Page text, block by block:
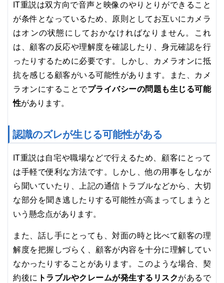
IT重説は双方向で音声と映像のやりとりができること
が条件となっているため、原則としてお互いにカメラ
はオンの状態にしておかなければなりません。これ
は、顧客の反応や理解度を確認したり、身元確認を行
ったりするために必要です。しかし、カメラオンに抵
抗を感じる顧客がいる可能性があります。また、カメ
ラオンにすることでプライバシーの問題も生じる可能
性があります。
認識のズレが生じる可能性がある
IT重説は自宅や職場などで行えるため、顧客にとって
は手軽で便利な方法です。しかし、他の用事をしなが
ら聞いていたり、上記の通信トラブルなどから、大切
な部分を聞き逃したりする可能性が高まってしまうと
いう懸念点があります。
また、話し手にとっても、対面の時と比べて顧客の理
解度を把握しづらく、顧客が内容を十分に理解してい
なかったりすることがあります。このような場合、契
約後に トラブルやクレームが発生するリスクがあるで